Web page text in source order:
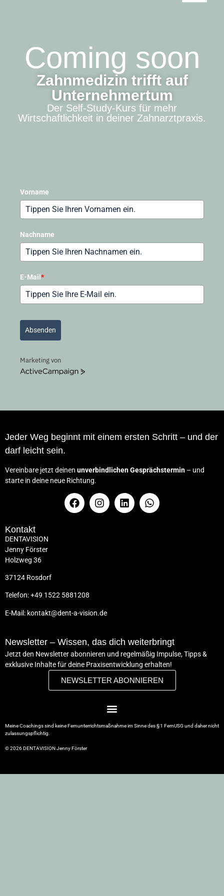
Coming soon
Zahnmedizin trifft auf
Unternehmertum
Der Self-Study-Kurs für mehr
Wirtschaftlichkeit in deiner Zahnarztpraxis.
Vorname
Nachname
E-Mail *
Absenden
Marketing von
ActiveCampaign
Jeder Weg beginnt mit einem ersten Schritt – und der
darf leicht sein.
Vereinbare jetzt deinen unverbindlichen Gesprächstermin – und
starte in deine neue Richtung.
Kontakt
DENTAVISION
Jenny Förster
Holzweg 36
37124 Rosdorf
Telefon: +49 1522 5881208
E-Mail: kontakt@dent-a-vision.de
Newsletter – Wissen, das dich weiterbringt
Jetzt den Newsletter abonnieren und regelmäßig Impulse, Tipps &
exklusive Inhalte für deine Praxisentwicklung erhalten!
NEWSLETTER ABONNIEREN
Meine Coachings sind keine Fernunterrichtsmaßnahme im Sinne des § 1 FernUSG und daher nicht
zulassungspflichtig.
© 2026 DENTAVISION Jenny Förster